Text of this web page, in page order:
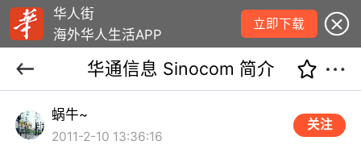
华人街
海外华人生活APP
立即下载
华通信息 Sinocom 简介
蜗牛~
2011-2-10 13:36:16
关注